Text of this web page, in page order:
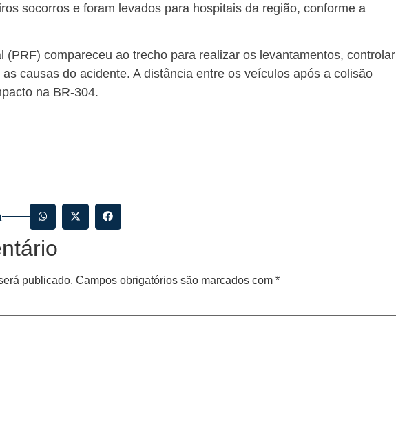
socorros e foram levados para hospitais da região, conforme a
(PRF) compareceu ao trecho para realizar os levantamentos, controlar
causas do acidente. A distância entre os veículos após a colisão
na BR-304.
publicado. Campos obrigatórios são marcados com *